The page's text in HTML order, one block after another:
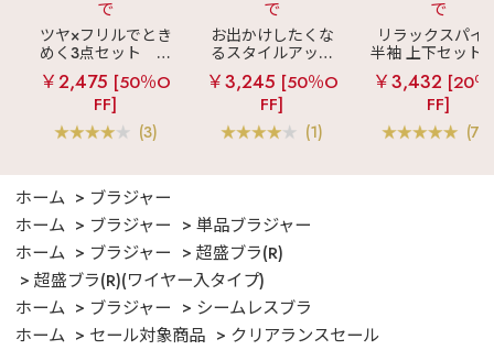
で
ツヤ×フリルでとき
めく3点セット
シ
ルキー ショートパ
ンツ 3点セット
￥2,475 [50％O
FF]
(3)
で
お出かけしたくな
るスタイルアップ
見え
ストライプ
フリル ロングパン
ツ 綿混 上下セット
￥3,245 [50％O
FF]
(1)
で
リラックスパイ
半袖 上下セット
女兼用サイズ)
￥3,432 [20
FF]
ホーム
ブラジャー
ホーム
ブラジャー
単品ブラジャー
ホーム
ブラジャー
超盛ブラ(R)
超盛ブラ(R)(ワイヤー入タイプ)
ホーム
ブラジャー
シームレスブラ
ホーム
セール対象商品
クリアランスセール